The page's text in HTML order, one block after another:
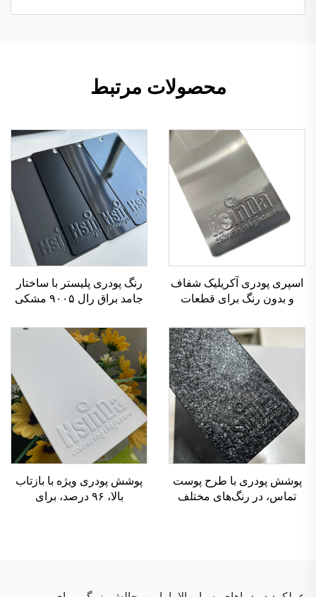
محصولات مرتبط
اسپری پودری آکریلیک شفاف
و بدون رنگ برای قطعات
رنگ پودری پلیستر با ساختار
جامد براق رال ۹۰۰۵ مشکی
پوشش پودری با طرح پوست
تماس، در رنگ‌های مختلف
پوشش پودری ویژه با بازتاب
بالا، ۹۶ درصد، برای